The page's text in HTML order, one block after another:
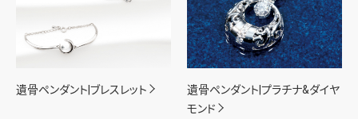
遺骨ペンダント|ブレスレット
遺骨ペンダント|プラチナ&ダイヤ
モンド